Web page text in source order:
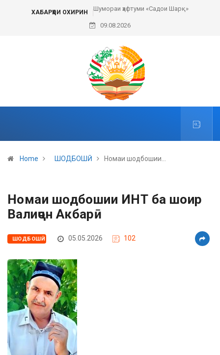
ХАБАРҲОИ ОХИРИН Шумораи ҳафтуми «Садои Шарқ»
09.08.2026
Home ШОДБОШӢ Номаи шодбошии…
Номаи шодбошии ИНТ ба шоир
Валиҷон Акбарӣ
ШОДБОШӢ 05.05.2026 102